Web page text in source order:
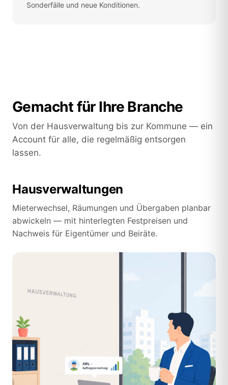
Sonderfälle und neue Konditionen.
Gemacht für Ihre Branche
Von der Hausverwaltung bis zur Kommune — ein
Account für alle, die regelmäßig entsorgen
lassen.
Hausverwaltungen
Mieterwechsel, Räumungen und Übergaben planbar
abwickeln — mit hinterlegten Festpreisen und
Nachweis für Eigentümer und Beiräte.